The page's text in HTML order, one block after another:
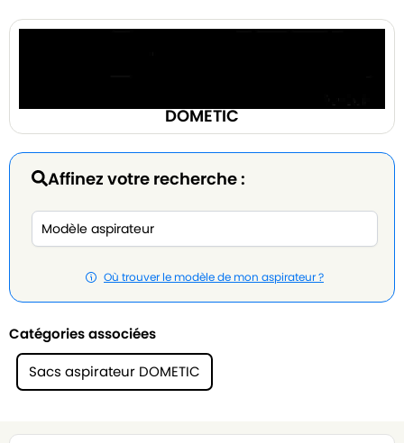
DOMETIC
Affinez votre recherche :
Où trouver le modèle de mon aspirateur ?
Catégories associées
Sacs aspirateur DOMETIC